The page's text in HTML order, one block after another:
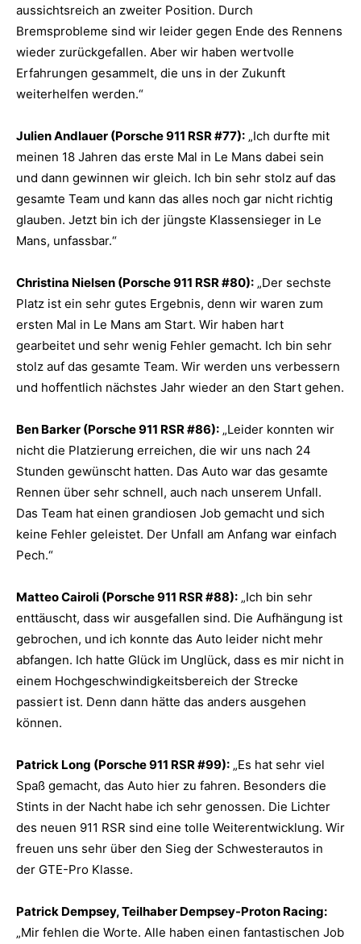
aussichtsreich an zweiter Position. Durch
Bremsprobleme sind wir leider gegen Ende des Rennens
wieder zurückgefallen. Aber wir haben wertvolle
Erfahrungen gesammelt, die uns in der Zukunft
weiterhelfen werden.“
Julien Andlauer (Porsche 911 RSR #77): „Ich durfte mit
meinen 18 Jahren das erste Mal in Le Mans dabei sein
und dann gewinnen wir gleich. Ich bin sehr stolz auf das
gesamte Team und kann das alles noch gar nicht richtig
glauben. Jetzt bin ich der jüngste Klassensieger in Le
Mans, unfassbar.“
Christina Nielsen (Porsche 911 RSR #80): „Der sechste
Platz ist ein sehr gutes Ergebnis, denn wir waren zum
ersten Mal in Le Mans am Start. Wir haben hart
gearbeitet und sehr wenig Fehler gemacht. Ich bin sehr
stolz auf das gesamte Team. Wir werden uns verbessern
und hoffentlich nächstes Jahr wieder an den Start gehen.
Ben Barker (Porsche 911 RSR #86): „Leider konnten wir
nicht die Platzierung erreichen, die wir uns nach 24
Stunden gewünscht hatten. Das Auto war das gesamte
Rennen über sehr schnell, auch nach unserem Unfall.
Das Team hat einen grandiosen Job gemacht und sich
keine Fehler geleistet. Der Unfall am Anfang war einfach
Pech.“
Matteo Cairoli (Porsche 911 RSR #88): „Ich bin sehr
enttäuscht, dass wir ausgefallen sind. Die Aufhängung ist
gebrochen, und ich konnte das Auto leider nicht mehr
abfangen. Ich hatte Glück im Unglück, dass es mir nicht in
einem Hochgeschwindigkeitsbereich der Strecke
passiert ist. Denn dann hätte das anders ausgehen
können.
Patrick Long (Porsche 911 RSR #99): „Es hat sehr viel
Spaß gemacht, das Auto hier zu fahren. Besonders die
Stints in der Nacht habe ich sehr genossen. Die Lichter
des neuen 911 RSR sind eine tolle Weiterentwicklung. Wir
freuen uns sehr über den Sieg der Schwesterautos in
der GTE-Pro Klasse.
Patrick Dempsey, Teilhaber Dempsey-Proton Racing:
„Mir fehlen die Worte. Alle haben einen fantastischen Job